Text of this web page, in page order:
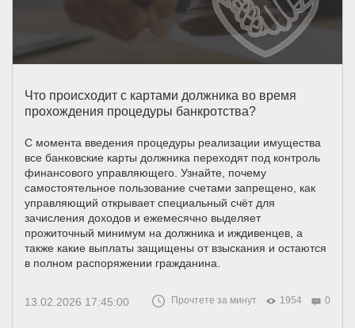
Что происходит с картами должника во время
прохождения процедуры банкротства?
С момента введения процедуры реализации имущества
все банковские карты должника переходят под контроль
финансового управляющего. Узнайте, почему
самостоятельное пользование счетами запрещено, как
управляющий открывает специальный счёт для
зачисления доходов и ежемесячно выделяет
прожиточный минимум на должника и иждивенцев, а
также какие выплаты защищены от взыскания и остаются
в полном распоряжении гражданина.
13.02.2026 17:45:00 Прочтете за минут 1954 0